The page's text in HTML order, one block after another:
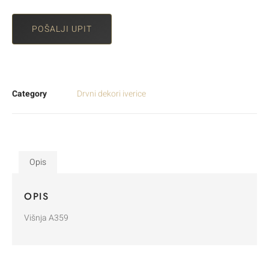
POŠALJI UPIT
Category Drvni dekori iverice
Opis
OPIS
Višnja A359